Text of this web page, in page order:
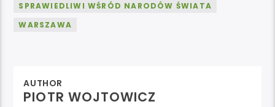
SPRAWIEDLIWI WŚRÓD NARODÓW ŚWIATA
WARSZAWA
AUTHOR
PIOTR WOJTOWICZ